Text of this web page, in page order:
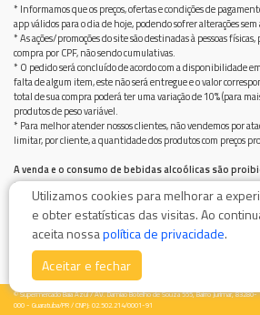
* Informamos que os preços, ofertas e condições de
app válidos para o dia de hoje, podendo sofrer alterações sem
* As ações/promoções do site são destinadas à pessoas
compra por CPF, não sendo cumulativas.
* O pedido será concluído de acordo com a disponibilidade
falta de algum item, este não será entregue e o valor
total de sua compra poderá ter uma variação de 10% (para
produtos de peso variável.
* Para melhor atender nossos clientes, não vendemos por
limitar, por cliente, a quantidade dos produtos com preços
A venda e o consumo de bebidas alcoólicas são
anos.
Bebida alcoólica pode causar dependência química e, em
Beba com moderação
© Supermercado Baía Azul / AV. Damiao Botelho de Souza 555, Bairro Jurimar, 83280-
000 - Guaratuba/PR / CNPJ: 02.502.214/0001-91
Utilizamos cookies para melhorar a
e obter estatísticas das visitas. Ao
aceita nossapolítica de privacidade.
Aceitar e fechar